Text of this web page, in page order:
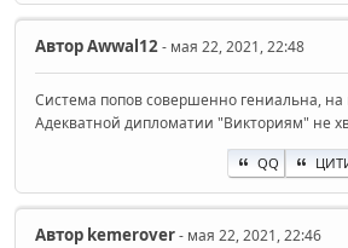
АвторAwwal12- мая 22, 2021, 22:48
Система попов совершенно гениальна, на
Адекватной дипломатии "Викториям" не
QQ
Автор kemerover- мая 22, 2021, 22:46